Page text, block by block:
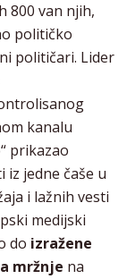
800 van njih,
političko
političari. Lider
kanalu
prikazao
iz jedne čaše u
i lažnih vesti
medijski
do izražene
mržnje na